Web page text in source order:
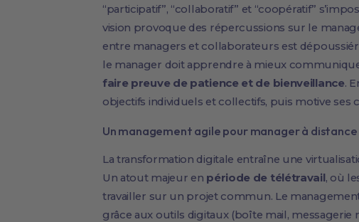
“participatif”, “collaboratif” et “coopératif”
vision provoque des répercussions sur le
entre managers et collaborateurs est
le manager doit apprendre à mieux
faire preuve de patience et de bienveillance.
objectifs individuels et collectifs, puis motive ses
Un management agile pour manager à distance
La transformation digitale entraîne une
Un atout majeur en période de télétravail, où
travailler sur un projet commun. Le
grâce aux outils digitaux (boîte mail, messagerie